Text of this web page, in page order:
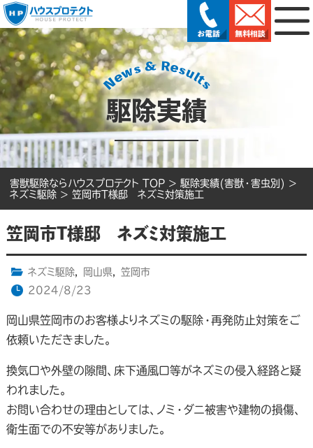
駆除実績
害獣駆除ならハウスプロテクト TOP > 駆除実績(害獣・害虫別) >
ネズミ駆除 > 笠岡市T様邸 ネズミ対策施工
笠岡市T様邸 ネズミ対策施工
ネズミ駆除, 岡山県,
笠岡市
2024/8/23
岡山県笠岡市のお客様よりネズミの駆除・再発防止対策をご
依頼いただきました。
換気口や外壁の隙間、床下通風口等がネズミの侵入経路と疑
われました。
お問い合わせの理由としては、ノミ・ダニ被害や建物の損傷、
衛生面での不安等がありました。